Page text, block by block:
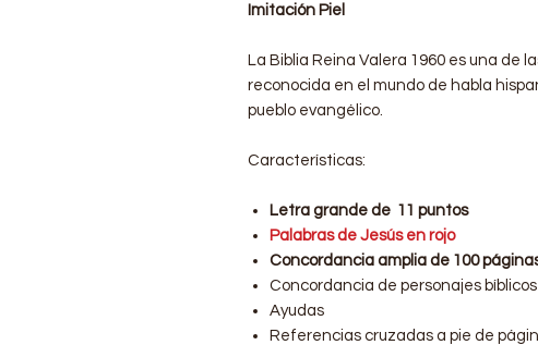
Imitación Piel
La Biblia Reina Valera 1960 es una de
reconocida en el mundo de habla
pueblo evangélico.
Características:
Letra grande de 11 puntos
Palabras de Jesús en rojo
Concordancia amplia de 100
Concordancia de personajes bíblicos
Ayudas
Referencias cruzadas a pie de